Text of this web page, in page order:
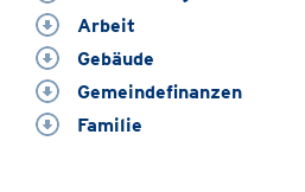
Arbeit
Gebäude
Gemeindefinanzen
Familie